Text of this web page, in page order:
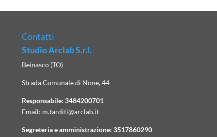
Contatti
Studio Arclab S.r.l.
Beinasco (TO)
Strada Comunale di None, 44
Responsabile: 3484200701
Email: m.tarditi@arclab.it
Segreteria e amministrazione: 3517860290